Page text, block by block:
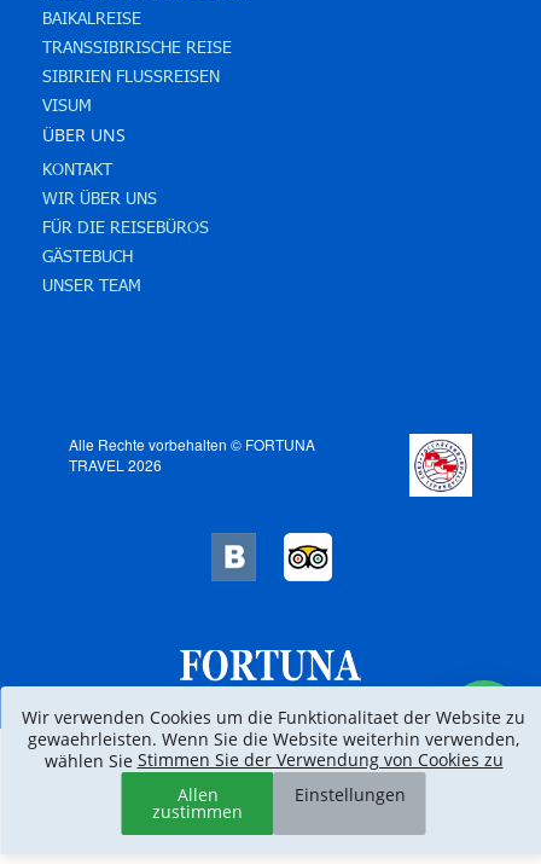
BAIKALREISE
TRANSSIBIRISCHE REISE
SIBIRIEN FLUSSREISEN
VISUM
ÜBER UNS
KONTAKT
WIR ÜBER UNS
FÜR DIE REISEBÜROS
GÄSTEBUCH
UNSER TEAM
Alle Rechte vorbehalten © FORTUNA
TRAVEL 2026
Wir verwenden Cookies um die Funktionalitaet der Website zu
gewaehrleisten. Wenn Sie die Website weiterhin verwenden,
wählen Sie Stimmen Sie der Verwendung von Cookies zu
Allen
zustimmen
Einstellungen